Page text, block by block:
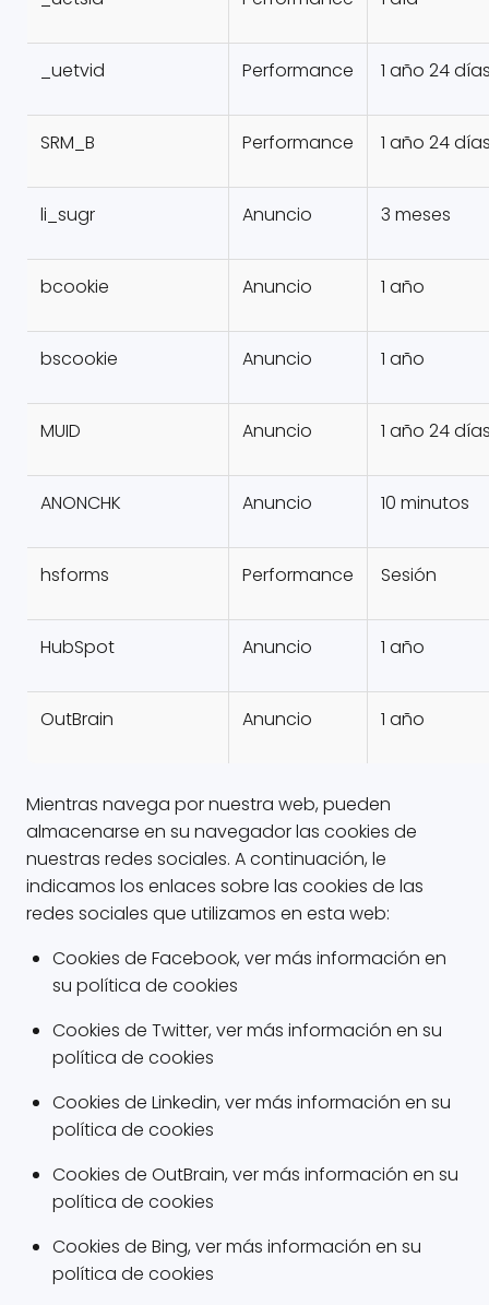
_uetvid Performance 1 año 24
SRM_B Performance 1 año 24
li_sugr Anuncio 3 meses
bcookie Anuncio 1 año
bscookie Anuncio 1 año
MUID Anuncio 1 año 24
ANONCHK Anuncio 10 minutos
hsforms Performance Sesión
HubSpot Anuncio 1 año
OutBrain Anuncio 1 año
Mientras navega por nuestra web, pueden
almacenarse en su navegador las cookies de
nuestras redes sociales. A continuación, le
indicamos los enlaces sobre las cookies de las
redes sociales que utilizamos en esta web:
Cookies de Facebook, ver más información en
su política de cookies
Cookies de Twitter, ver más información en su
política de cookies
Cookies de Linkedin, ver más información en su
política de cookies
Cookies de OutBrain, ver más información en su
política de cookies
Cookies de Bing, ver más información en su
política de cookies